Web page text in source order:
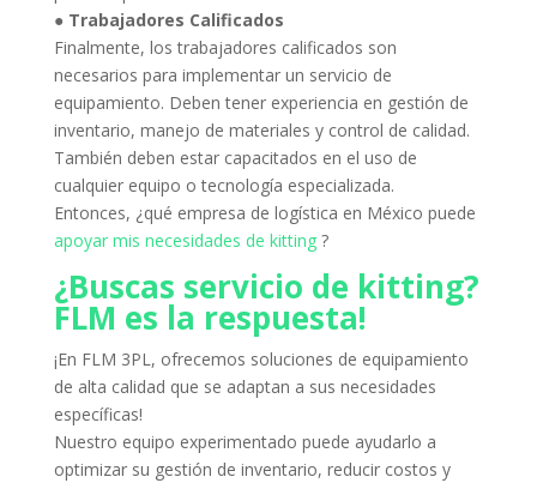
● Trabajadores Calificados
Finalmente, los trabajadores calificados son
necesarios para implementar un servicio de
equipamiento. Deben tener experiencia en gestión de
inventario, manejo de materiales y control de calidad.
También deben estar capacitados en el uso de
cualquier equipo o tecnología especializada.
Entonces, ¿qué empresa de logística en México puede
apoyar mis necesidades de kitting?
¿Buscas servicio de kitting?
FLM es la respuesta!
¡En FLM 3PL, ofrecemos soluciones de equipamiento
de alta calidad que se adaptan a sus necesidades
específicas!
Nuestro equipo experimentado puede ayudarlo a
optimizar su gestión de inventario, reducir costos y